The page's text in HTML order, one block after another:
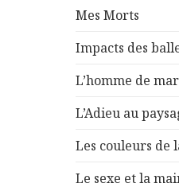
Mes Morts
Impacts des
L’homme de
L’Adieu au
Les couleurs de
Le sexe et la